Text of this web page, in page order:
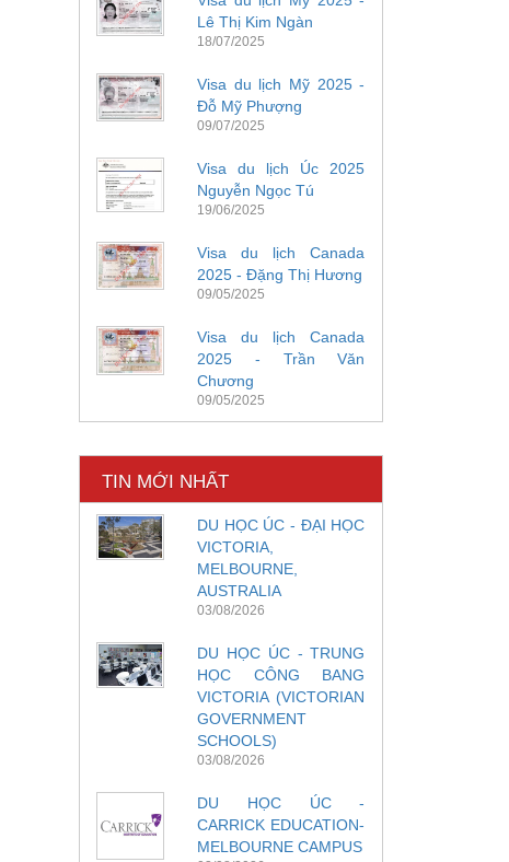
Lê Thị Kim Ngàn
18/07/2025
Visa du lịch Mỹ 2025 -
Đỗ Mỹ Phượng
09/07/2025
Visa du lịch Úc 2025
Nguyễn Ngọc Tú
19/06/2025
Visa du lịch Canada
2025 - Đặng Thị Hương
09/05/2025
Visa du lịch Canada
2025 - Trần Văn
Chương
09/05/2025
TIN MỚI NHẤT
DU HỌC ÚC - ĐẠI HỌC
VICTORIA,
MELBOURNE,
AUSTRALIA
03/08/2026
DU HỌC ÚC - TRUNG
HỌC CÔNG BANG
VICTORIA (VICTORIAN
GOVERNMENT
SCHOOLS)
03/08/2026
DU HỌC ÚC -
CARRICK EDUCATION-
MELBOURNE CAMPUS